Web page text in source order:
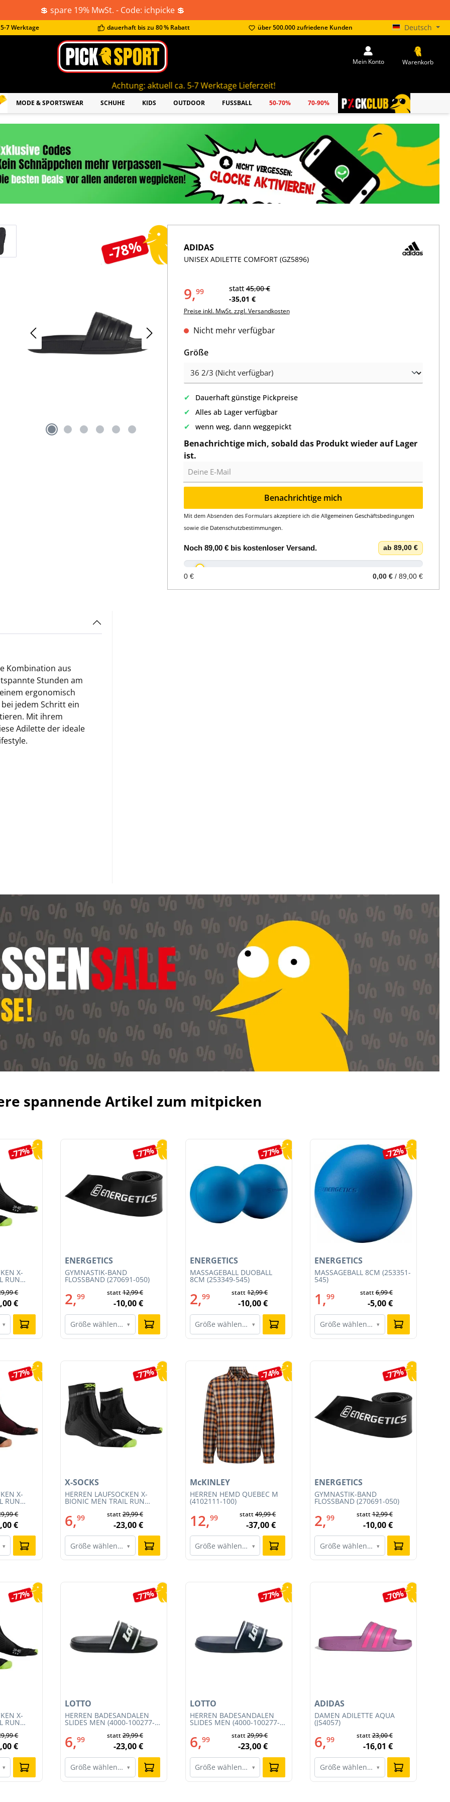
💲 spare 19% MwSt. - Code: ichpicke 💲
7 Werktage dauerhaft bis zu 80 % Rabatt über 500.000 zufriedene Kunden Deutsch
Achtung: aktuell ca. 5-7 Werktage Lieferzeit!
Mein Konto Warenkorb
MODE & SPORTSWEAR SCHUHE KIDS OUTDOOR FUSSBALL 50-70% 70-90% PICKCLUB
-78% ADIDAS
UNISEX ADILETTE COMFORT (GZ5896)
9,99 statt45,00 €
-35,01 €
Preise inkl. MwSt. zzgl. Versandkosten
Nicht mehr verfügbar
Größeauswählen
✔ Dauerhaft günstige Pickpreise
✔ Alles ab Lager verfügbar
✔ wenn weg, dann weggepickt
Benachrichtige mich, sobald das Produkt wieder auf Lager
ist.
Benachrichtige mich
Mit dem Absenden des Formulars akzeptiere ich die Allgemeinen Geschäftsbedingungen
sowie die Datenschutzbestimmungen.
Noch 89,00 €bis kostenloser Versand. ab 89,00 €
0 € 0,00 € / 89,00 €
Kombination aus
Stunden am
ergonomisch
jedem Schritt ein
Mit ihrem
Adilette der ideale
spannende Artikel zum mitpicken
-77%
X-
RUN
€
€
▾
-77%
GYMNASTIK-BAND
FLOSSBAND (270691-050)
ENERGETICS
2,99 statt12,99 €
-10,00 €
Größe wählen… ▾
-77%
MASSAGEBALL DUOBALL
8CM (253349-545)
ENERGETICS
2,99 statt12,99 €
-10,00 €
Größe wählen… ▾
-72%
MASSAGEBALL 8CM (253351-
545)
ENERGETICS
1,99 statt6,99 €
-5,00 €
Größe wählen… ▾
-77%
X-
RUN
€
€
▾
-77%
HERREN LAUFSOCKEN X-
BIONIC MEN TRAIL RUN
011)
X-SOCKS
6,99 statt29,99 €
-23,00 €
Größe wählen… ▾
-74%
HERREN HEMD QUEBEC M
(4102111-100)
McKINLEY
12,99 statt49,99 €
-37,00 €
Größe wählen… ▾
-77%
GYMNASTIK-BAND
FLOSSBAND (270691-050)
ENERGETICS
2,99 statt12,99 €
-10,00 €
Größe wählen… ▾
-77%
X-
RUN
€
€
▾
-77%
HERREN BADESANDALEN
SLIDES MEN (4000-100277-
LOTTO
6,99 statt29,99 €
-23,00 €
Größe wählen… ▾
-77%
HERREN BADESANDALEN
SLIDES MEN (4000-100277-
LOTTO
6,99 statt29,99 €
-23,00 €
Größe wählen… ▾
-70%
DAMEN ADILETTE AQUA
(JS4057)
ADIDAS
6,99 statt23,00 €
-16,01 €
Größe wählen… ▾